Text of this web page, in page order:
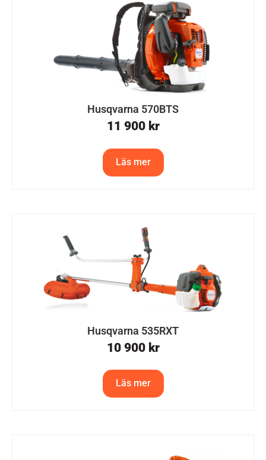
Husqvarna 570BTS
11 900 kr
Läs mer
Husqvarna 535RXT
10 900 kr
Läs mer